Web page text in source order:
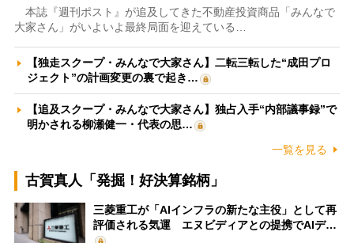
本誌『週刊ポスト』が追及してきた不動産投資商品「みんなで
大家さん」がいよいよ最終局面を迎えている…
【独走スクープ・みんなで大家さん】二転三転した“成田プロ
ジェクト”の計画変更の裏で起き…
【追及スクープ・みんなで大家さん】独占入手“内部議事録”で
明かされる柳瀬健一・代表の思…
一覧を見る
古賀真人「発掘！好決算銘柄」
三菱重工が「AIインフラの新たな主役」として再
評価される気運 エヌビディアとの提携でAIデ…